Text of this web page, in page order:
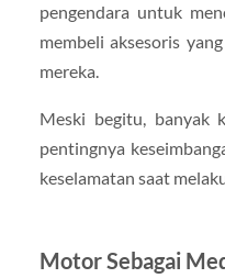
pengendara untuk
membeli aksesoris
mereka.
Meski begitu, banyak
pentingnya
keselamatan saat
Motor Sebagai